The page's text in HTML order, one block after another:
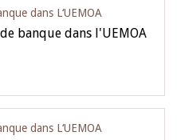
dans L‘UEMOA
banque dans l'UEMOA
dans L‘UEMOA